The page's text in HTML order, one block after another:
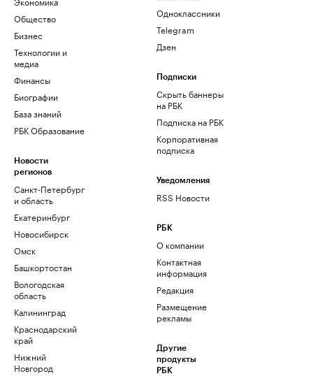
Общество
Бизнес
Технологии и
медиа
Финансы
Биографии
База знаний
РБК Образование
Новости
регионов
Санкт-Петербург
и область
Екатеринбург
Новосибирск
Омск
Башкортостан
Вологодская
область
Калининград
Краснодарский
край
Нижний
Новгород
Одноклассники
Telegram
Дзен
Подписки
Скрыть баннеры
на РБК
Подписка на РБК
Корпоративная
подписка
Уведомления
RSS Новости
РБК
О компании
Контактная
информация
Редакция
Размещение
рекламы
Другие
продукты
РБК